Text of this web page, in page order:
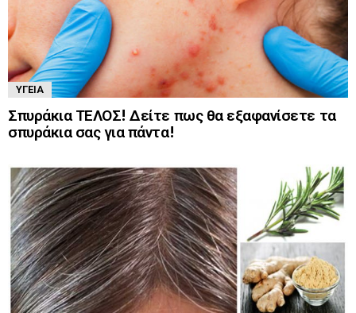
ΥΓΕΊΑ
Σπυράκια ΤΕΛΟΣ! Δείτε πως θα εξαφανίσετε τα
σπυράκια σας για πάντα!